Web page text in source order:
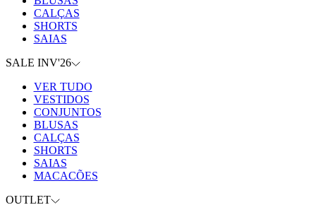
CALÇAS
SHORTS
SAIAS
SALE INV'26
VER TUDO
VESTIDOS
CONJUNTOS
BLUSAS
CALÇAS
SHORTS
SAIAS
MACACÕES
OUTLET